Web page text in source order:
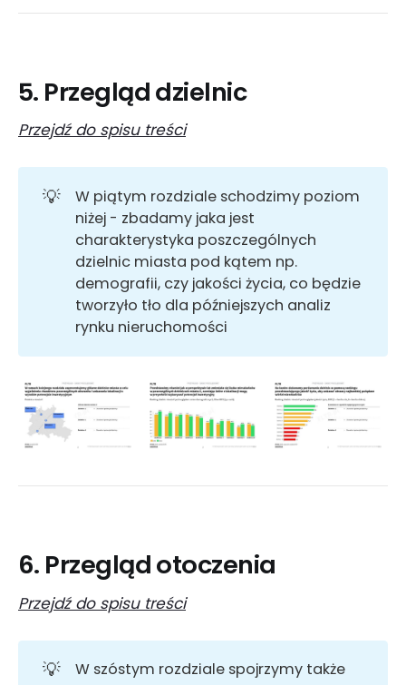
5. Przegląd dzielnic
Przejdź do spisu treści
💡
W piątym rozdziale schodzimy poziom
niżej - zbadamy jaka jest
charakterystyka poszczególnych
dzielnic miasta pod kątem np.
demografii, czy jakości życia, co będzie
tworzyło tło dla późniejszych analiz
rynku nieruchomości
6. Przegląd otoczenia
Przejdź do spisu treści
💡
W szóstym rozdziale spojrzymy także